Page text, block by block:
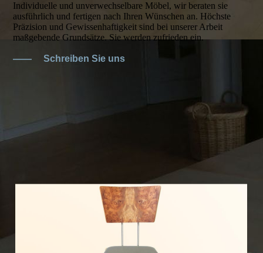
Individuelle und unverwechselbare Möbel, wir beraten sie
ausführlich und fertigen nach Ihren Wünschen an. Höchste
Präzision und Gewissenhaftigkeit sind bei unserer Arbeit
maßgebende Grundsätze. Sie werden zufrieden ein.
——Schreiben Sie uns